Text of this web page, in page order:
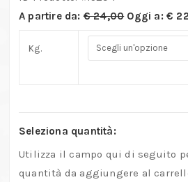
A partire da:€24,00Oggi a:€
Kg.
Seleziona quantità:
Utilizza il campo qui di seguito
quantità da aggiungere al